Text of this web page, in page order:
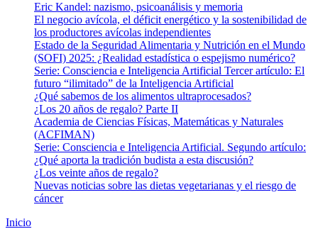
Eric Kandel: nazismo, psicoanálisis y memoria
El negocio avícola, el déficit energético y la sostenibilidad de
los productores avícolas independientes
Estado de la Seguridad Alimentaria y Nutrición en el Mundo
(SOFI) 2025: ¿Realidad estadística o espejismo numérico?
Serie: Consciencia e Inteligencia Artificial Tercer artículo: El
futuro “ilimitado” de la Inteligencia Artificial
¿Qué sabemos de los alimentos ultraprocesados?
¿Los 20 años de regalo? Parte II
Academia de Ciencias Físicas, Matemáticas y Naturales
(ACFIMAN)
Serie: Consciencia e Inteligencia Artificial. Segundo artículo:
¿Qué aporta la tradición budista a esta discusión?
¿Los veinte años de regalo?
Nuevas noticias sobre las dietas vegetarianas y el riesgo de
cáncer
Inicio